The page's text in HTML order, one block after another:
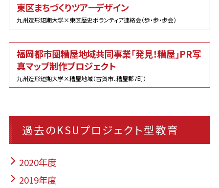
東区まちづくりツアーデザイン
九州造形短期大学×東区歴史ボランティア連絡会（歩・歩・歩会）
福岡都市圏糟屋地域共同事業「発見！糟屋」PR写
真マップ制作プロジェクト
九州造形短期大学×糟屋地域（古賀市、糟屋郡7町）
過去のKSUプロジェクト型教育
2020年度
2019年度